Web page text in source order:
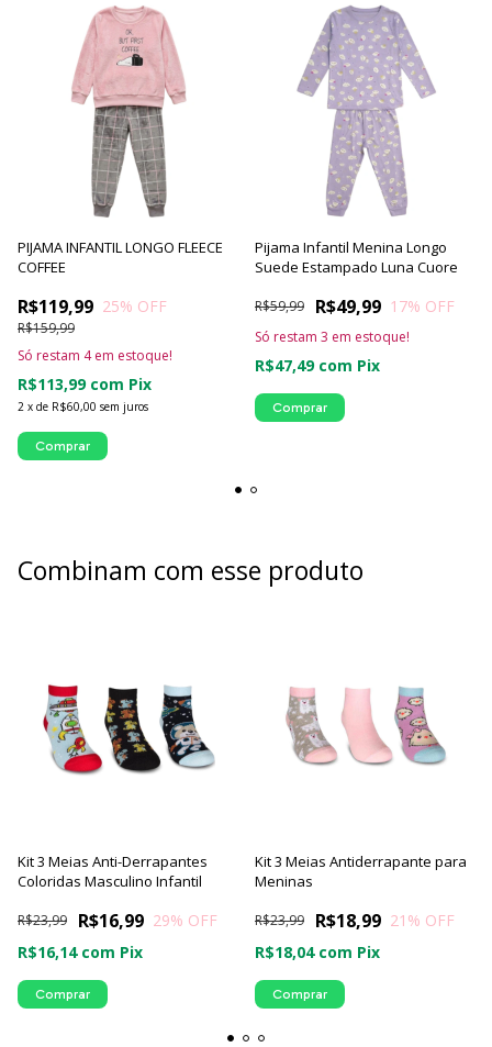
PIJAMA INFANTIL LONGO FLEECE
COFFEE
R$119,99
R$159,99
25% OFF
2 x de R$60,00 sem juros
R$113,99 com Pix
Só restam 4em estoque!
Comprar
Pijama Infantil Menina Longo
Suede Estampado Luna Cuore
R$49,99
R$59,99 17% OFF
R$47,49 com Pix
Só restam 3 em estoque!
Comprar
Combinam com esse produto
Kit 3 Meias Anti-Derrapantes
Coloridas Masculino Infantil
R$16,99
R$23,99 29% OFF
R$16,14 com Pix
Comprar
Kit 3 Meias Antiderrapante para
Meninas
R$18,99
R$23,99 21 % OFF
R$18,04 com Pix
Comprar